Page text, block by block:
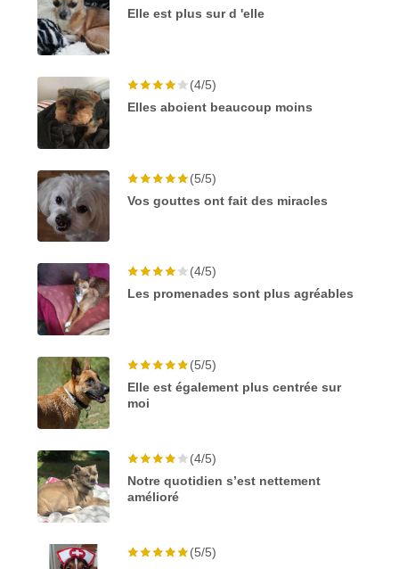
Elle est plus sur d 'elle
(4/5)
Elles aboient beaucoup moins
(5/5)
Vos gouttes ont fait des miracles
(4/5)
Les promenades sont plus agréables
(5/5)
Elle est également plus centrée sur
moi
(4/5)
Notre quotidien s’est nettement
amélioré
(5/5)